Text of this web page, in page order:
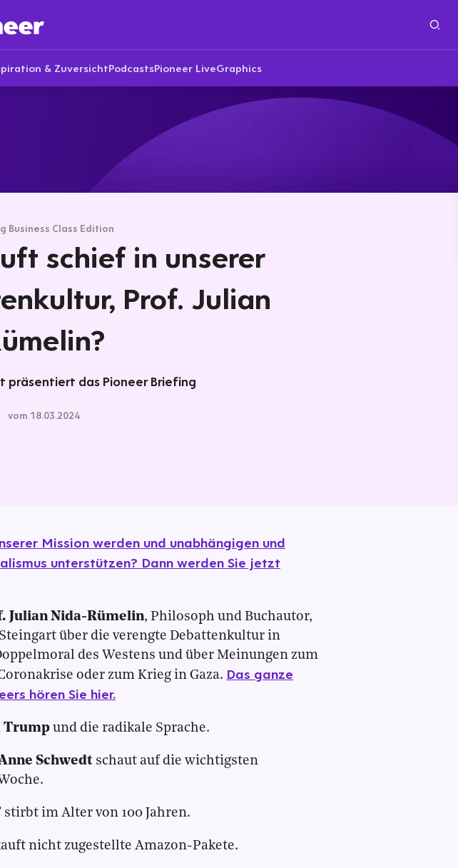
& ZuversichtPodcastsPioneer LiveGraphics
Business Class Edition
schief in unserer
Prof. Julian
präsentiert das Pioneer Briefing
vom 18.03.2024
Mission werden und unabhängigen und
unterstützen? Dann werden Sie jetzt
Julian Nida-Rümelin, Philosoph und Buchautor,
über die verengte Debattenkultur in
des Westens und über Meinungen zum
oder zum Krieg in Gaza. Das ganze
hören Sie hier.
Trump und die radikale Sprache.
Schwedt schaut auf die wichtigsten
stirbt im Alter von 100 Jahren.
nicht zugestellte Amazon-Pakete.